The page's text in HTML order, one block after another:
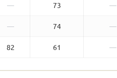
— 73 —
— 74 —
82 61 —